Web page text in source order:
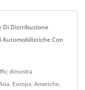
Di Distribuzione
Con
dimostra
Europa, Americhe,